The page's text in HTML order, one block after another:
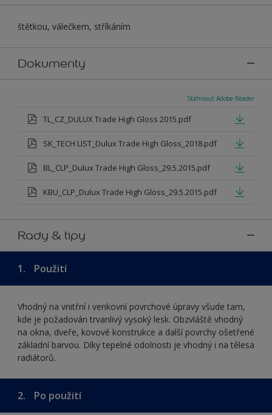
štětkou, válečkem, stříkáním
Dokumenty
Stáhnout Adobe Reader
TL_CZ_DULUX Trade High Gloss 2015.pdf
SK_TECH LIST_Dulux Trade High Gloss_2018.pdf
BL_CLP_Dulux Trade High Gloss_29.5.2015.pdf
KBU_CLP_Dulux Trade High Gloss_29.5.2015.pdf
Rady & tipy
1. Použití
Vhodný na vnitřní i venkovní povrchové úpravy všude tam,
kde je požadován trvanlivý vysoký lesk. Obzvláště vhodný
na okna, dveře, kovové konstrukce a další povrchy ošetřené
základní barvou. Díky tepelné odolnosti je vhodný i na tělesa
radiátorů.
2. Po použití